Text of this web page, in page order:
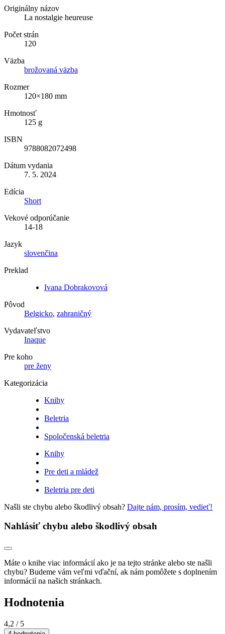
Originálny názov
La nostalgie heureuse
Počet strán
120
Väzba
brožovaná väzba
Rozmer
120×180 mm
Hmotnosť
125 g
ISBN
9788082072498
Dátum vydania
7. 5. 2024
Edícia
Short
Vekové odporúčanie
14-18
Jazyk
slovenčina
Preklad
Ivana Dobrakovová
Pôvod
Belgicko, zahraničný
Vydavateľstvo
Inaque
Pre koho
pre ženy
Kategorizácia
Knihy
Beletria
Spoločenská beletria
Knihy
Pre deti a mládež
Beletria pre deti
Našli ste chybu alebo škodlivý obsah? Dajte nám, prosím, vedieť!
Nahlásiť chybu alebo škodlivý obsah
Máte o knihe viac informácií ako je na tejto stránke alebo ste našli
chybu? Budeme vám veľmi vďační, ak nám pomôžete s doplnením
informácií na našich stránkach.
Hodnotenia
4,2 / 5